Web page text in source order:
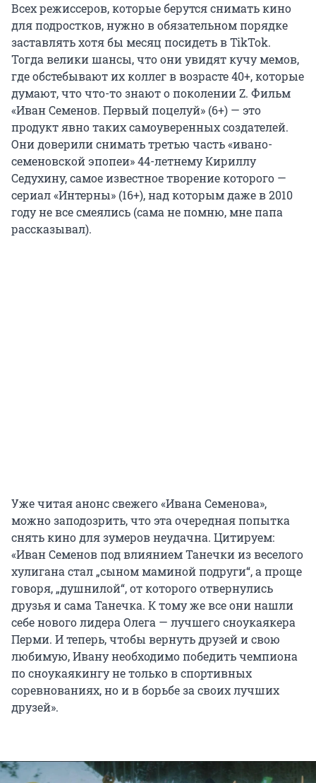
Всех режиссеров, которые берутся снимать кино
для подростков, нужно в обязательном порядке
заставлять хотя бы месяц посидеть в TikTok.
Тогда велики шансы, что они увидят кучу мемов,
где обстебывают их коллег в возрасте 40+, которые
думают, что что-то знают о поколении Z. Фильм
«Иван Семенов. Первый поцелуй» (6+) — это
продукт явно таких самоуверенных создателей.
Они доверили снимать третью часть «ивано-
семеновской эпопеи» 44-летнему Кириллу
Седухину, самое известное творение которого —
сериал «Интерны» (16+), над которым даже в 2010
году не все смеялись (сама не помню, мне папа
рассказывал).
Уже читая анонс свежего «Ивана Семенова»,
можно заподозрить, что эта очередная попытка
снять кино для зумеров неудачна. Цитируем:
«Иван Семенов под влиянием Танечки из веселого
хулигана стал „сыном маминой подруги“, а проще
говоря, „душнилой“, от которого отвернулись
друзья и сама Танечка. К тому же все они нашли
себе нового лидера Олега — лучшего сноукаякера
Перми. И теперь, чтобы вернуть друзей и свою
любимую, Ивану необходимо победить чемпиона
по сноукаякингу не только в спортивных
соревнованиях, но и в борьбе за своих лучших
друзей».